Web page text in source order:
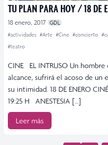
TU PLAN PARA HOY / 18 DE
18 enero, 2017 GDL
#actividades #Arte #Cine #concierto
#teatro
CINE EL INTRUSO Un
alcance, sufrirá el acoso de un
su intimidad. 18 DE ENERO
19:25 H ANESTESIA […]
Leer más